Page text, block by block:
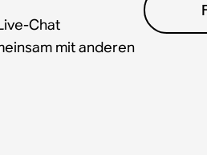
Chat
mit anderen